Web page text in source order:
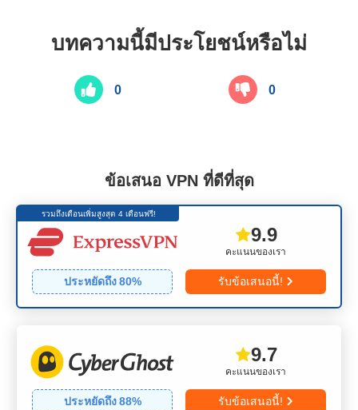
บทความนี้มีประโยชน์หรือไม่
0 0
ข้อเสนอ VPN ที่ดีที่สุด
รวมถึงเดือนเพิ่มสูงสุด 4 เดือนฟรี!
คะแนนของเรา
9.9
ประหยัดถึง 80% รับข้อเสนอนี้!
คะแนนของเรา
9.7
ประหยัดถึง 88% รับข้อเสนอนี้!